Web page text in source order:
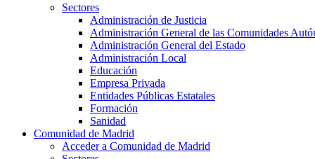
Sectores
Administración de Justicia
Administración General de las Comunidades
Administración General del Estado
Administración Local
Educación
Empresa Privada
Entidades Públicas Estatales
Formación
Sanidad
Comunidad de Madrid
Acceder a Comunidad de Madrid